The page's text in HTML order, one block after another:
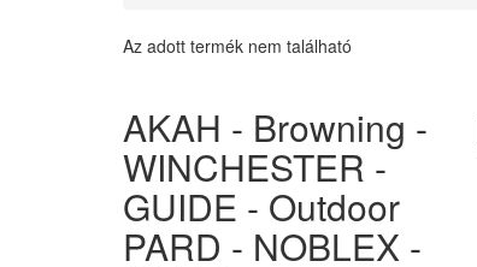
Az adott termék nem található
AKAH - Browning -
WINCHESTER -
GUIDE - Outdoor
PARD - NOBLEX -